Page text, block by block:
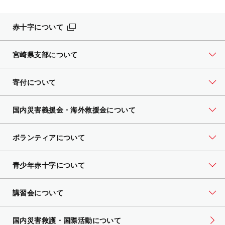
赤十字について
宮崎県支部について
寄付について
国内災害義援金・海外救援金について
ボランティアについて
青少年赤十字について
講習会について
国内災害救護・国際活動について